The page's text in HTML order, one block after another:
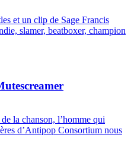
et un clip de Sage Francis
slamer, beatboxer, champion
la chanson, l’homme qui
d’Antipop Consortium nous